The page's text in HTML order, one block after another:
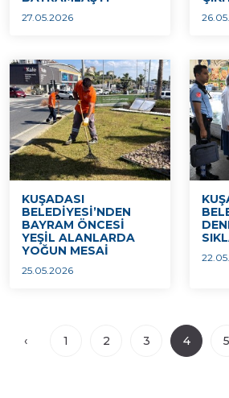
27.05.2026
KUŞADASI
BELEDİYESİ’NDEN
BAYRAM ÖNCESİ
YEŞİL ALANLARDA
YOĞUN MESAİ
25.05.2026
‹ 1 2 3 4 5